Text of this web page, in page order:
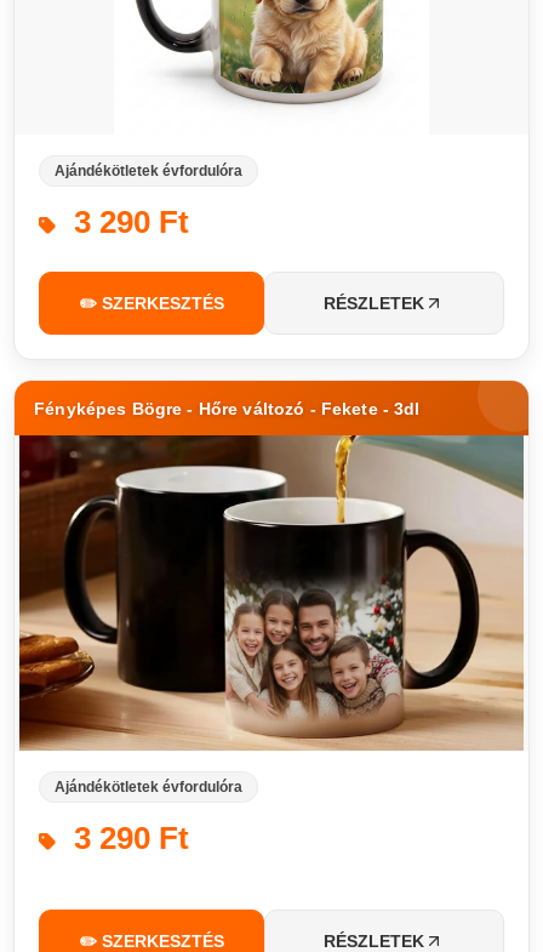
Ajándékötletek évfordulóra
3 290 Ft
✏️ SZERKESZTÉS RÉSZLETEK
Fényképes Bögre - Hőre változó - Fekete - 3dl
Ajándékötletek évfordulóra
3 290 Ft
✏️ SZERKESZTÉS RÉSZLETEK